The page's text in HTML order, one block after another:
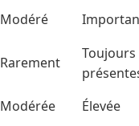
Modéré
Rarement
Toujours
Modérée Élevée